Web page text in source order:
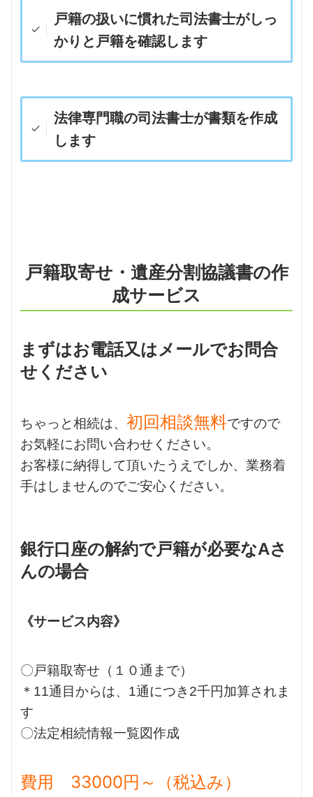
戸籍の扱いに慣れた司法書士がしっ
かりと戸籍を確認します
法律専門職の司法書士が書類を作成
します
戸籍取寄せ・遺産分割協議書の作
成サービス
まずはお電話又はメールでお問合
せください
ちゃっと相続は、 初回相談無料ですので
お気軽にお問い合わせください。
お客様に納得して頂いたうえでしか、業務着
手はしませんのでご安心ください。
銀行口座の解約で戸籍が必要なAさ
んの場合
《サービス内容》
〇戸籍取寄せ（１０通まで）
＊11通目からは、1通につき2千円加算されま
す
〇法定相続情報一覧図作成
費用 33000円～（税込み）